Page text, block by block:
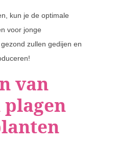
kun je de optimale
voor jonge
zullen gedijen en
van